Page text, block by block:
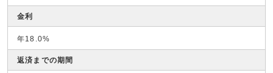
金利
年18.0%
返済までの期間